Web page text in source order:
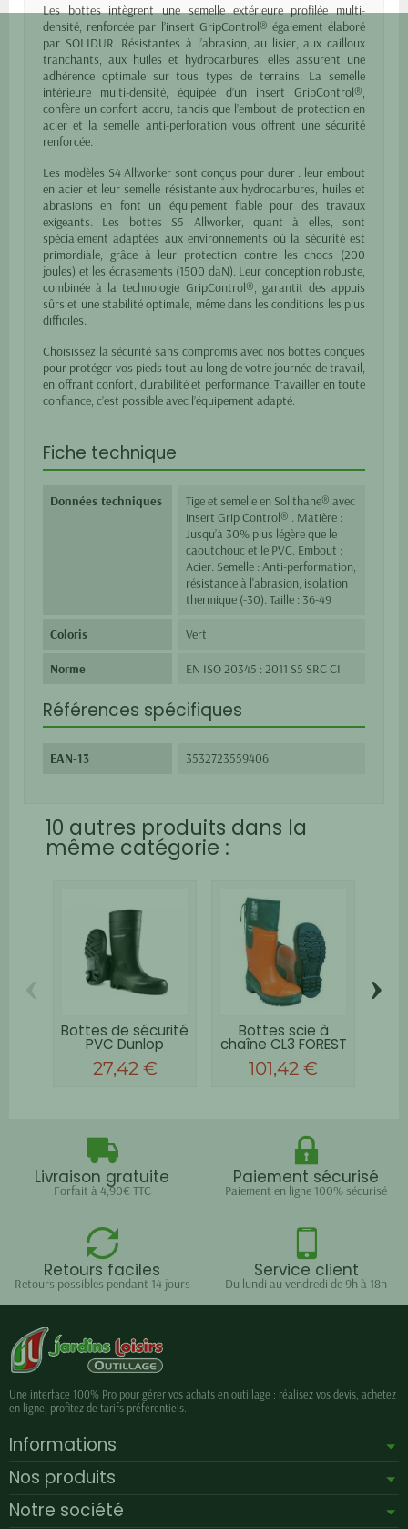
Les bottes intègrent une semelle extérieure profilée multi-
densité, renforcée par l’insert GripControl® également élaboré
par SOLIDUR. Résistantes à l’abrasion, au lisier, aux cailloux
tranchants, aux huiles et hydrocarbures, elles assurent une
adhérence optimale sur tous types de terrains. La semelle
intérieure multi-densité, équipée d’un insert GripControl®,
confère un confort accru, tandis que l’embout de protection en
acier et la semelle anti-perforation vous offrent une sécurité
renforcée.
Les modèles S4 Allworker sont conçus pour durer : leur embout
en acier et leur semelle résistante aux hydrocarbures, huiles et
abrasions en font un équipement fiable pour des travaux
exigeants. Les bottes S5 Allworker, quant à elles, sont
spécialement adaptées aux environnements où la sécurité est
primordiale, grâce à leur protection contre les chocs (200
joules) et les écrasements (1500 daN). Leur conception robuste,
combinée à la technologie GripControl®, garantit des appuis
sûrs et une stabilité optimale, même dans les conditions les plus
difficiles.
Choisissez la sécurité sans compromis avec nos bottes conçues
pour protéger vos pieds tout au long de votre journée de travail,
en offrant confort, durabilité et performance. Travailler en toute
confiance, c’est possible avec l’équipement adapté.
Fiche technique
Données techniques
Tige et semelle en Solithane® avec
insert Grip Control® . Matière :
Jusqu’à 30% plus légère que le
caoutchouc et le PVC. Embout :
Acier. Semelle : Anti-performation,
résistance à l'abrasion, isolation
thermique (-30). Taille : 36-49
Coloris Vert
Norme EN ISO 20345 : 2011 S5 SRC CI
Références spécifiques
EAN-13 3532723559406
10 autres produits dans la
même catégorie :
Bottes de sécurité
PVC Dunlop
protomastor S5
27,42 €
Bottes scie à
chaîne CL3 FOREST
101,42 €
›
Livraison gratuite
Forfait à 4,90€ TTC
Paiement sécurisé
Paiement en ligne 100% sécurisé
Retours faciles
Retours possibles pendant 14 jours
Service client
Du lundi au vendredi de 9h à 18h
Une interface 100% Pro pour gérer vos achats en outillage : réalisez vos devis, achetez
en ligne, profitez de tarifs préférentiels.
Informations
Nos produits
Notre société